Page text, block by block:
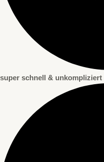
super schnell & unkompliziert